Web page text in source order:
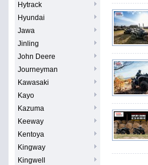
Hytrack
Hyundai
Jawa
Jinling
John Deere
Journeyman
Kawasaki
Kayo
Kazuma
Keeway
Kentoya
Kingway
Kingwell